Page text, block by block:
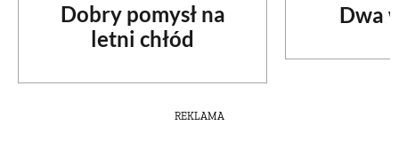
Dobry pomysł na
letni chłód
Dwa
REKLAMA